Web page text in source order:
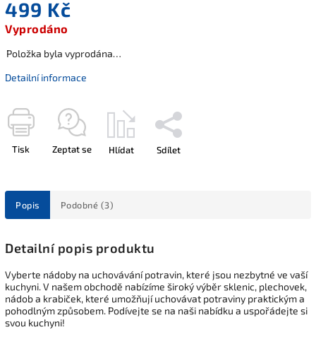
499 Kč
Vyprodáno
Položka byla vyprodána…
Detailní informace
Tisk Zeptat se Hlídat Sdílet
Popis Podobné (3)
Detailní popis produktu
Vyberte nádoby na uchovávání potravin, které jsou nezbytné ve vaší
kuchyni. V našem obchodě nabízíme široký výběr sklenic, plechovek,
nádob a krabiček, které umožňují uchovávat potraviny praktickým a
pohodlným způsobem. Podívejte se na naši nabídku a uspořádejte si
svou kuchyni!